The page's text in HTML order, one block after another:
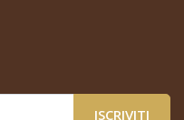
ISCRIVITI